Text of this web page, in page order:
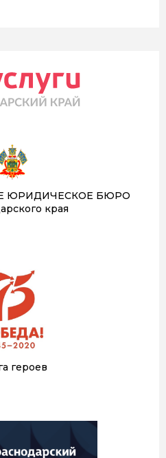
ЮРИДИЧЕСКОЕ БЮРО
края
героев